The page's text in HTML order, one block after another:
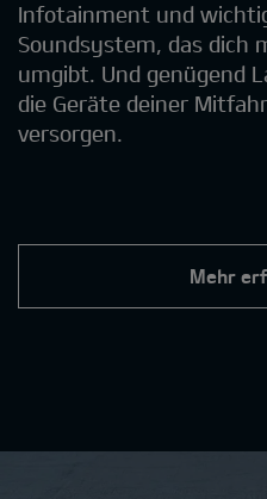
Infotainment und
Soundsystem, das dich
umgibt. Und genügend
die Geräte deiner
versorgen.
Mehr